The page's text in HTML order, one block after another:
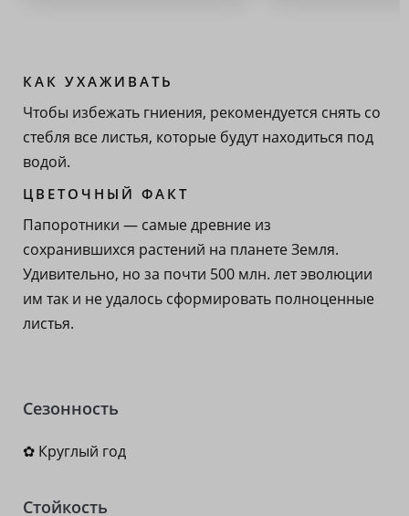
КАК УХАЖИВАТЬ
Чтобы избежать гниения, рекомендуется снять со
стебля все листья, которые будут находиться под
водой.
ЦВЕТОЧНЫЙ ФАКТ
Папоротники — самые древние из
сохранившихся растений на планете Земля.
Удивительно, но за почти 500 млн. лет эволюции
им так и не удалось сформировать полноценные
листья.
Сезонность
✿ Круглый год
Стойкость